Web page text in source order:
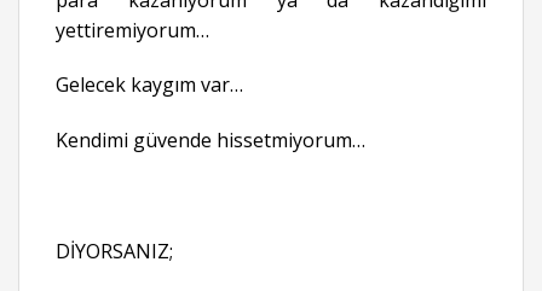
yettiremiyorum…
Gelecek kaygım var…
Kendimi güvende hissetmiyorum…
DİYORSANIZ;